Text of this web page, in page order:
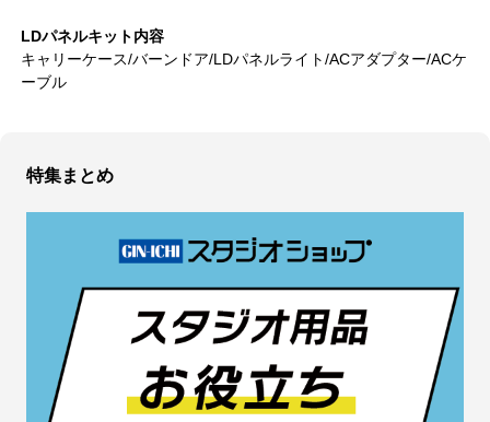
LDパネルキット内容
キャリーケース/バーンドア/LDパネルライト/ACアダプター/ACケ
ーブル
特集まとめ